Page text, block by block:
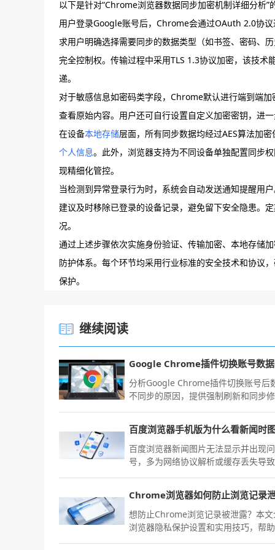
以下是针对“Chrome浏览器数据同步加密机制详细分析”
用户登录Google账号后，Chrome会通过OAuth 2.0协
求用户明确选择需要同步的数据类型（如书签、密码、
完全控制权。传输过程中采用TLS 1.3协议加密，该技
递。
对于敏感信息如密码类字段，Chrome默认进行端到端
查看原始内容。用户还可自行设置自定义加密密钥，进
在设备本地存储层面，所有同步数据均经过AES算法加
个人信息。此外，浏览器支持为不同设备单独配置同步
现精细化管控。
当检测到异常登录行为时，系统会自动发送通知提醒用
建议及时移除已登录的设备记录，避免留下安全隐患。
况。
通过上述步骤依次实施身份验证、传输加密、本地存储
防护体系。每个环节均采用行业标准的安全技术和协议
保护。
继续阅读
分析Google Chrome插件切换账号后
不同步的原因，提供强制刷新和同步
百度浏览器新闻图片无法显示并出现问
号，多为网络协议解析或缓存丢失导
适配方案，即可修复图片显示异常，
资讯查看。
Chrome浏览器如何防止浏览记录
想防止Chrome浏览记录被泄露？本
浏览器隐私保护设置和实用技巧，帮